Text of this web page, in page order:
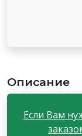
Описание
Если Вам